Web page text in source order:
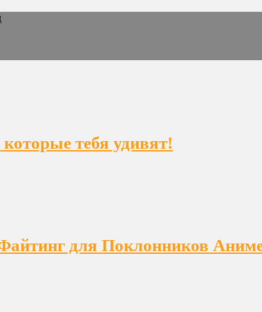
тебя удивят!
для Поклонников